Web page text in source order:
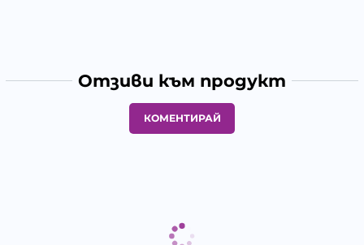
Отзиви към продукт
КОМЕНТИРАЙ